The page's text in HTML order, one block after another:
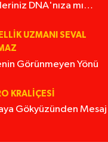
DNA'nıza mı
UZMANI SEVAL
Görünmeyen Yönü
KRALIÇESI
Gökyüzünden Mesaj